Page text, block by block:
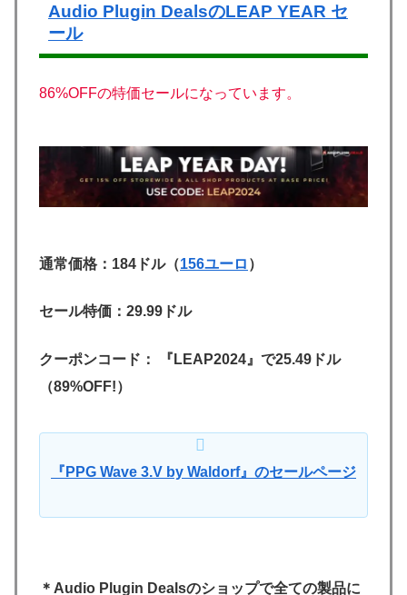
Audio Plugin DealsのLEAP YEAR セ
ール
86%OFFの特価セールになっています。
通常価格：184ドル（156ユーロ ）
セール特価：29.99ドル
クーポンコード： 『LEAP2024』で25.49ドル
（89%OFF!）
『PPG Wave 3.V by Waldorf』のセールページ
＊Audio Plugin Dealsのショップで全ての製品に